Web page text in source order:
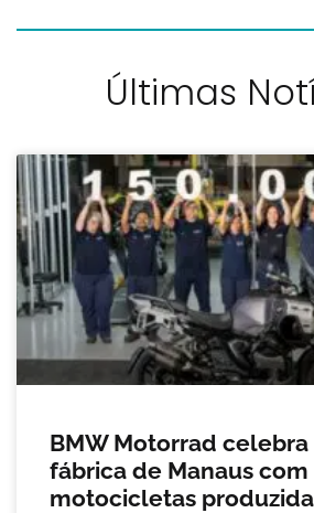
Últimas
BMW Motorrad celebra
fábrica de Manaus com
motocicletas